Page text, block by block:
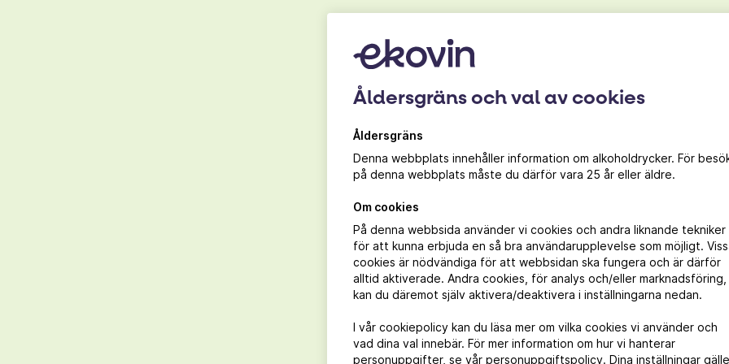
Producent
Julià & Navinès
Åldersgräns och val av cookies
Åldersgräns
Denna webbplats innehåller information om alkoholdrycker. För
på denna webbplats måste du därför vara 25 år eller äldre.
Om cookies
På denna webbsida använder vi cookies och andra liknande tekniker
för att kunna erbjuda en så bra användarupplevelse som möjligt.
cookies är nödvändiga för att webbsidan ska fungera och är därför
alltid aktiverade. Andra cookies, för analys och/eller marknadsföring,
kan du däremot själv aktivera/deaktivera i inställningarna nedan.
I vår cookiepolicy kan du läsa mer om vilka cookies vi använder och
vad dina val innebär. För mer information om hur vi hanterar
personuppgifter, se vår personuppgiftspolicy. Dina inställningar